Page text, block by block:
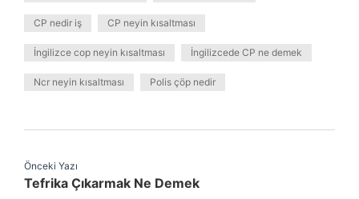
CP nedir iş CP neyin kısaltması
İngilizce cop neyin kısaltması İngilizcede CP ne demek
Ncr neyin kısaltması Polis çöp nedir
Önceki Yazı
Tefrika Çıkarmak Ne Demek